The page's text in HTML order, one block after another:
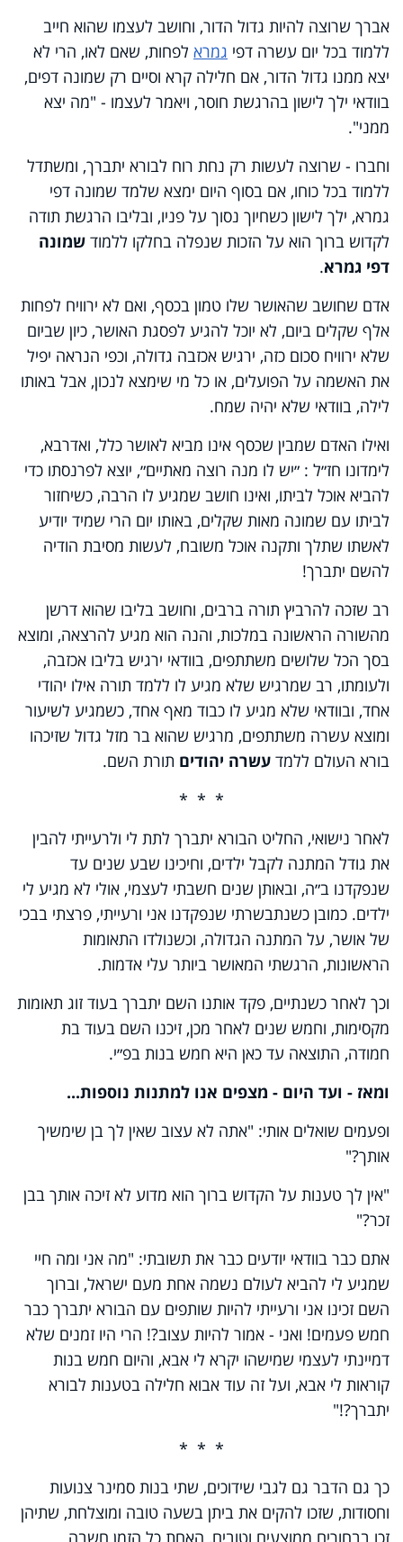
אברך שרוצה להיות גדול הדור, וחושב לעצמו שהוא חייב
ללמוד בכל יום עשרה דפי גמרא לפחות, שאם לאו, הרי לא
יצא ממנו גדול הדור, אם חלילה קרא וסיים רק שמונה דפים,
בוודאי ילך לישון בהרגשת חוסר, ויאמר לעצמו - "מה יצא
ממני".
וחברו - שרוצה לעשות רק נחת רוח לבורא יתברך, ומשתדל
ללמוד בכל כוחו, אם בסוף היום ימצא שלמד שמונה דפי
גמרא, ילך לישון כשחיוך נסוך על פניו, ובליבו הרגשת תודה
לקדוש ברוך הוא על הזכות שנפלה בחלקו ללמוד שמונה
דפי גמרא.
אדם שחושב שהאושר שלו טמון בכסף, ואם לא ירוויח לפחות
אלף שקלים ביום, לא יוכל להגיע לפסגת האושר, כיון שביום
שלא ירוויח סכום כזה, ירגיש אכזבה גדולה, וכפי הנראה יפיל
את האשמה על הפועלים, או כל מי שימצא לנכון, אבל באותו
לילה, בוודאי שלא יהיה שמח.
ואילו האדם שמבין שכסף אינו מביא לאושר כלל, ואדרבא,
לימדונו חז״ל : ״יש לו מנה רוצה מאתיים״, יוצא לפרנסתו כדי
להביא אוכל לביתו, ואינו חושב שמגיע לו הרבה, כשיחזור
לביתו עם שמונה מאות שקלים, באותו יום הרי שמיד יודיע
לאשתו שתלך ותקנה אוכל משובח, לעשות מסיבת הודיה
להשם יתברך!
רב שזכה להרביץ תורה ברבים, וחושב בליבו שהוא דרשן
מהשורה הראשונה במלכות, והנה הוא מגיע להרצאה, ומוצא
בסך הכל שלושים משתתפים, בוודאי ירגיש בליבו אכזבה,
ולעומתו, רב שמרגיש שלא מגיע לו ללמד תורה אילו יהודי
אחד, ובוודאי שלא מגיע לו כבוד מאף אחד, כשמגיע לשיעור
ומוצא עשרה משתתפים, מרגיש שהוא בר מזל גדול שזיכהו
בורא העולם ללמד עשרה יהודים תורת השם.
* * *
לאחר נישואי, החליט הבורא יתברך לתת לי ולרעייתי להבין
את גודל המתנה לקבל ילדים, וחיכינו שבע שנים עד
שנפקדנו ב״ה, ובאותן שנים חשבתי לעצמי, אולי לא מגיע לי
ילדים. כמובן כשנתבשרתי שנפקדנו אני ורעייתי, פרצתי בבכי
של אושר, על המתנה הגדולה, וכשנולדו התאומות
הראשונות, הרגשתי המאושר ביותר עלי אדמות.
וכך לאחר כשנתיים, פקד אותנו השם יתברך בעוד זוג תאומות
מקסימות, וחמש שנים לאחר מכן, זיכנו השם בעוד בת
חמודה, התוצאה עד כאן היא חמש בנות בפ״י.
ומאז - ועד היום - מצפים אנו למתנות נוספות...
ופעמים שואלים אותי: "אתה לא עצוב שאין לך בן שימשיך
אותך?"
"אין לך טענות על הקדוש ברוך הוא מדוע לא זיכה אותך בבן
זכר?"
אתם כבר בוודאי יודעים כבר את תשובתי: "מה אני ומה חיי
שמגיע לי להביא לעולם נשמה אחת מעם ישראל, וברוך
השם זכינו אני ורעייתי להיות שותפים עם הבורא יתברך כבר
חמש פעמים! ואני - אמור להיות עצוב?! הרי היו זמנים שלא
דמיינתי לעצמי שמישהו יקרא לי אבא, והיום חמש בנות
קוראות לי אבא, ועל זה עוד אבוא חלילה בטענות לבורא
יתברך?!"
* * *
כך גם הדבר גם לגבי שידוכים, שתי בנות סמינר צנועות
וחסודות, שזכו להקים את ביתן בשעה טובה ומוצלחת, שתיהן
זכו בבחורים ממוצעים וטובים, האחת כל הזמן חשבה